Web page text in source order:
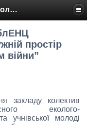
Національний еколого-натуралістичний центр
простір
війни”
закладу колектив
еколого-
учнівської молоді